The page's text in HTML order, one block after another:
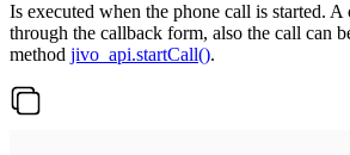
Is executed when the phone call is started. A
through the callback form, also the call can
method jivo_api.startCall().